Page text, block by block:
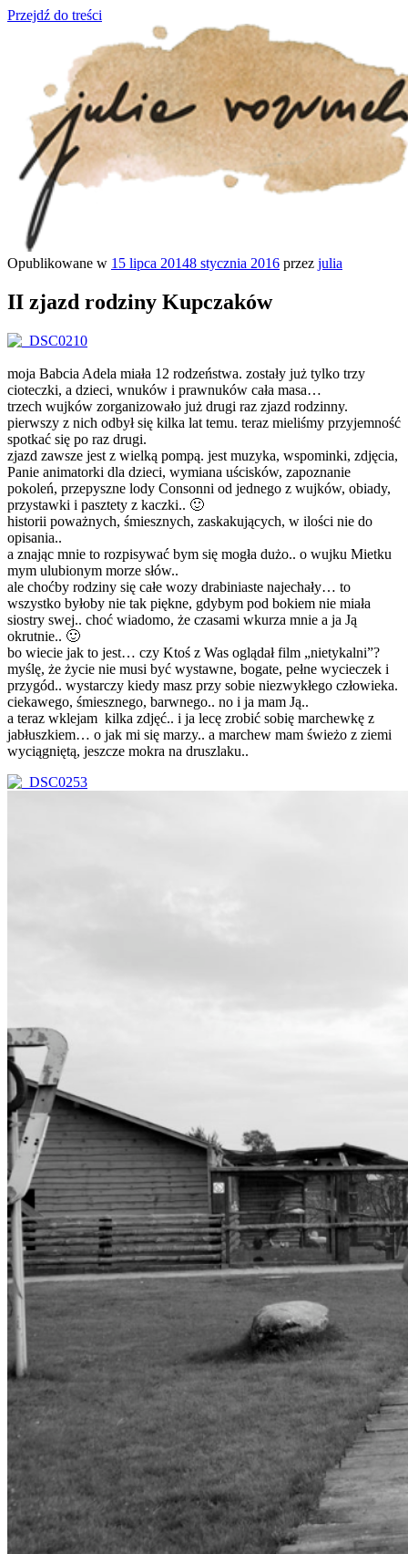
Przejdź do treści
Opublikowane w 15 lipca 20148 stycznia 2016 przez julia
II zjazd rodziny Kupczaków
moja Babcia Adela miała 12 rodzeństwa. zostały już tylko trzy
cioteczki, a dzieci, wnuków i prawnuków cała masa…
trzech wujków zorganizowało już drugi raz zjazd rodzinny.
pierwszy z nich odbył się kilka lat temu. teraz mieliśmy przyjemność
spotkać się po raz drugi.
zjazd zawsze jest z wielką pompą. jest muzyka, wspominki, zdjęcia,
Panie animatorki dla dzieci, wymiana uścisków, zapoznanie
pokoleń, przepyszne lody Consonni od jednego z wujków, obiady,
przystawki i pasztety z kaczki.. 🙂
historii poważnych, śmiesznych, zaskakujących, w ilości nie do
opisania..
a znając mnie to rozpisywać bym się mogła dużo.. o wujku Mietku
mym ulubionym morze słów..
ale choćby rodziny się całe wozy drabiniaste najechały… to
wszystko byłoby nie tak piękne, gdybym pod bokiem nie miała
siostry swej.. choć wiadomo, że czasami wkurza mnie a ja Ją
okrutnie.. 🙂
bo wiecie jak to jest… czy Ktoś z Was oglądał film „nietykalni”?
myślę, że życie nie musi być wystawne, bogate, pełne wycieczek i
przygód.. wystarczy kiedy masz przy sobie niezwykłego człowieka.
ciekawego, śmiesznego, barwnego.. no i ja mam Ją..
a teraz wklejam kilka zdjęć.. i ja lecę zrobić sobię marchewkę z
jabłuszkiem… o jak mi się marzy.. a marchew mam świeżo z ziemi
wyciągniętą, jeszcze mokra na druszlaku..